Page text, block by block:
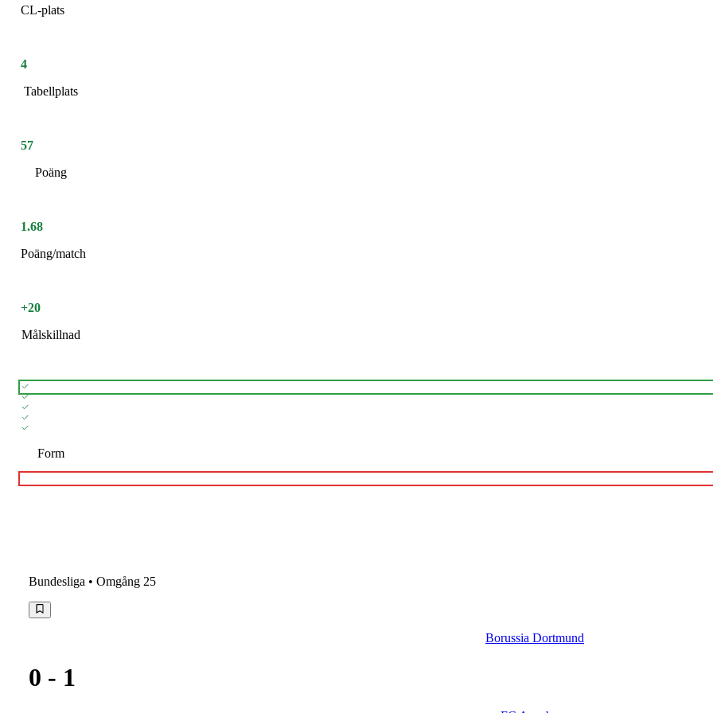
CL-plats
4
Tabellplats
57
Poäng
1.68
Poäng/match
+20
Målskillnad
Form
Bundesliga • Omgång 25
Borussia Dortmund
0 - 1